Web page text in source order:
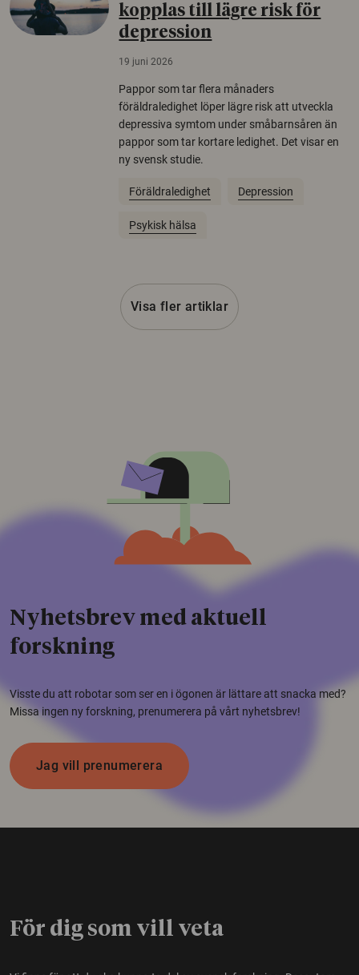
kopplas till lägre risk för
depression
19 juni 2026
Pappor som tar flera månaders
föräldraledighet löper lägre risk att utveckla
depressiva symtom under småbarnsåren än
pappor som tar kortare ledighet. Det visar en
ny svensk studie.
Föräldraledighet Depression
Psykisk hälsa
Visa fler artiklar
Nyhetsbrev med aktuell
forskning
Visste du att robotar som ser en i ögonen är lättare att snacka med?
Missa ingen ny forskning, prenumerera på vårt nyhetsbrev!
Jag vill prenumerera
För dig som vill veta